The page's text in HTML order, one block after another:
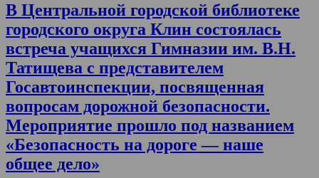
В Центральной городской библиотеке
городского округа Клин состоялась
встреча учащихся Гимназии им. В.Н.
Татищева с представителем
Госавтоинспекции, посвященная
вопросам дорожной безопасности.
Мероприятие прошло под названием
«Безопасность на дороге — наше
общее дело»